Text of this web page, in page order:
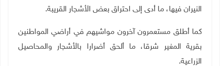
النيران فيها، ما أدى إلى احتراق بعض الأشجار القريبة.
كما أطلق مستعمرون آخرون مواشيهم في أراضي المواطنين
بقرية المغير شرقا، ما ألحق أضرارا بالأشجار والمحاصيل
الزراعية.